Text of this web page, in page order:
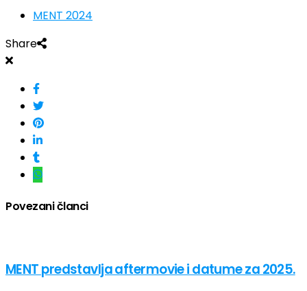
MENT 2024
Share
Povezani članci
MENT predstavlja aftermovie i datume za 2025.